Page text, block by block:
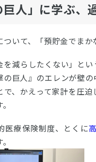
巨人」に学ぶ
いて、「預貯金でま
を減らしたくない」と
の巨人』のエレンが壁
で、かえって家計を圧
医療保険制度、とくに